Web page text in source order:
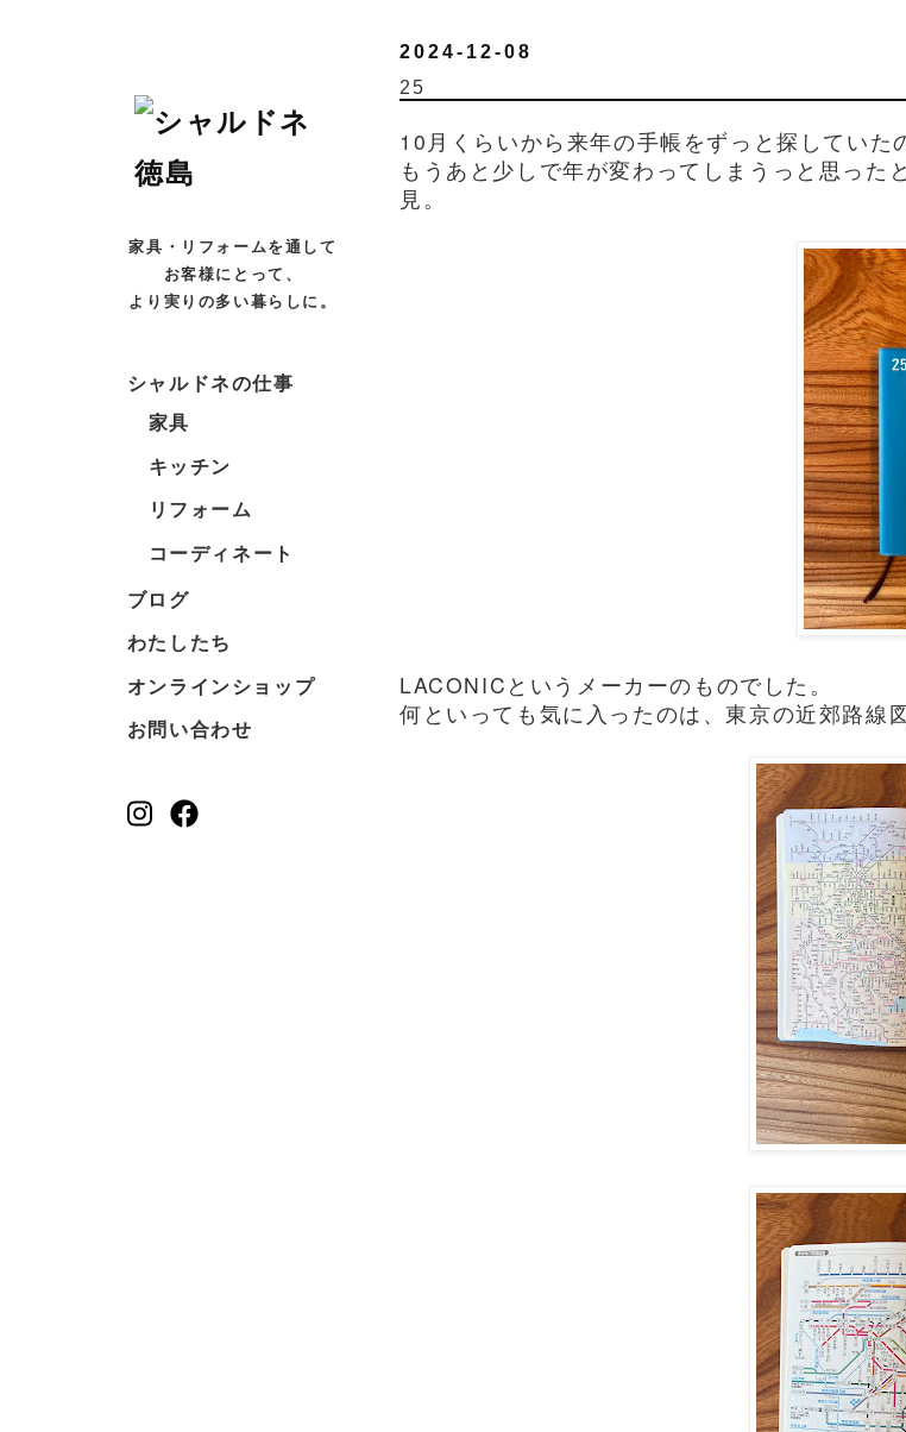
家具・リフォームを通して
お客様にとって、
より実りの多い暮らしに。
シャルドネの仕事
家具
キッチン
リフォーム
コーディネート
ブログ
わたしたち
オンラインショップ
お問い合わせ
2024-12-08
25
10月くらいから来年の手帳をずっと探していた
もうあと少しで年が変わってしまうっと思っ
見。
LACONICというメーカーのものでした。
何といっても気に入ったのは、東京の近郊路線